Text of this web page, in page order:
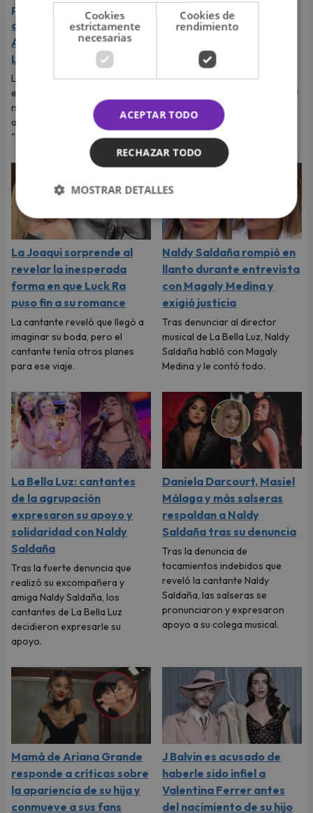
primera vez a Perú para
abrir los conciertos de
Alex Ubago en Arequipa y
Lima
La cantante cubano-
estadounidense debutará en
nuestro país luego del éxito
alcanzado con su sencillo
"Desde que tú no estás".
amor por Bruna
Marquezine, expareja de
muchísimo"
El cantante dedicó tiernas
palabras a Bruna Marquezine y
dejó claro que vive uno de los
momentos más felices de su
vida.
La Joaqui sorprende al
revelar la inesperada
forma en que Luck Ra
puso fin a su romance
La cantante reveló que llegó a
imaginar su boda, pero el
cantante tenía otros planes
para ese viaje.
Naldy Saldaña rompió en
llanto durante entrevista
con Magaly Medina y
exigió justicia
Tras denunciar al director
musical de La Bella Luz, Naldy
Saldaña habló con Magaly
Medina y le contó todo.
La Bella Luz: cantantes
de la agrupación
expresaron su apoyo y
solidaridad con Naldy
Saldaña
Tras la fuerte denuncia que
realizó su excompañera y
amiga Naldy Saldaña, los
cantantes de La Bella Luz
decidieron expresarle su
apoyo.
Daniela Darcourt, Masiel
Málaga y más salseras
respaldan a Naldy
Saldaña tras su denuncia
Tras la denuncia de
tocamientos indebidos que
reveló la cantante Naldy
Saldaña, las salseras se
pronunciaron y expresaron
apoyo a su colega musical.
Mamá de Ariana Grande
responde a críticas sobre
la apariencia de su hija y
conmueve a sus fans
J Balvin es acusado de
haberle sido infiel a
Valentina Ferrer antes
del nacimiento de su hijo
Cookies
estrictamente
necesarias
Cookies de
rendimiento
ACEPTAR TODO
RECHAZAR TODO
MOSTRAR DETALLES